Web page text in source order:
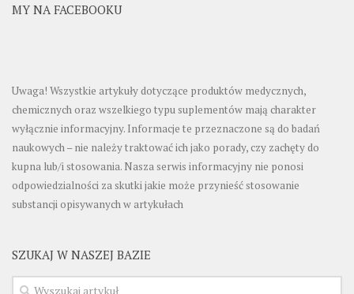
MY NA FACEBOOKU
Uwaga! Wszystkie artykuły dotyczące produktów medycznych,
chemicznych oraz wszelkiego typu suplementów mają charakter
wyłącznie informacyjny. Informacje te przeznaczone są do badań
naukowych – nie należy traktować ich jako porady, czy zachęty do
kupna lub/i stosowania. Nasza serwis informacyjny nie ponosi
odpowiedzialności za skutki jakie może przynieść stosowanie
substancji opisywanych w artykułach
SZUKAJ W NASZEJ BAZIE